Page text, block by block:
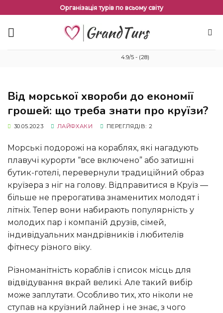
змісту
Організація турів по всьому світу
4.9/5 - (28)
Від морської хвороби до економії
грошей: що треба знати про круїзи?
30.05.2023 ЛАЙФХАКИ ПЕРЕГЛЯДІВ: 2
Морські подорожі на кораблях, які нагадують
плавучі курорти “все включено” або затишні
бутик-готелі, перевернули традиційний образ
круїзера з ніг на голову. Відправитися в Круїз —
більше не прерогатива знаменитих молодят і
літніх. Тепер вони набирають популярність у
молодих пар і компаній друзів, сімей,
індивідуальних мандрівників і любителів
фітнесу різного віку.
Різноманітність кораблів і список місць для
відвідування вкрай великі. Але такий вибір
може заплутати. Особливо тих, хто ніколи не
ступав на круїзний лайнер і не знає, з чого